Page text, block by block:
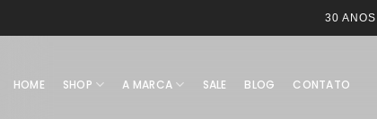
30
HOME SHOP A MARCA SALE BLOG CONTATO